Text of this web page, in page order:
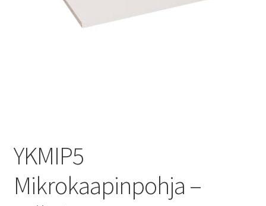
YKMIP5
Mikrokaapinpohja –